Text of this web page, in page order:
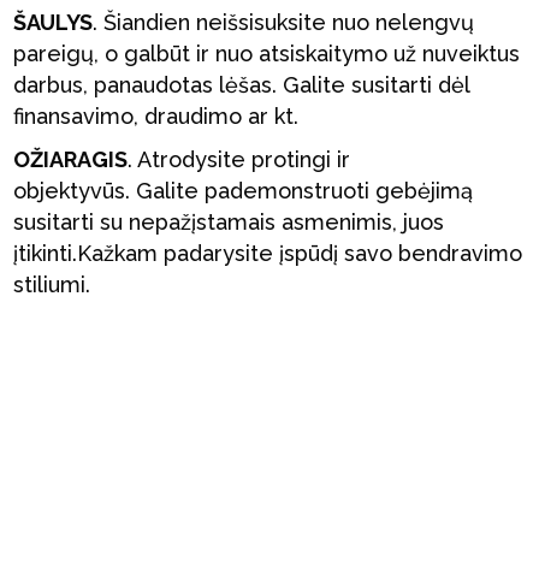
ŠAULYS. Šiandien neišsisuksite nuo nelengvų
pareigų, o galbūt ir nuo atsiskaitymo už nuveiktus
darbus, panaudotas lėšas. Galite susitarti dėl
finansavimo, draudimo ar kt.
OŽIARAGIS. Atrodysite protingi ir
objektyvūs. Galite pademonstruoti gebėjimą
susitarti su nepažįstamais asmenimis, juos
įtikinti.Kažkam padarysite įspūdį savo bendravimo
stiliumi.